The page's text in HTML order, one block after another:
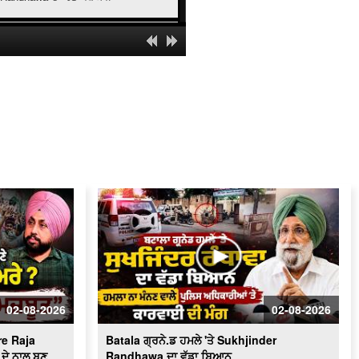
ਪੁਲਿਸ ਤੇ ਬਦਮਾਸ਼ ਹੋਏ ਆਹਮੋ-ਸਾਹਮਣੇ, ਦੇਖੋ
ਮੌਕੇ 'ਤੇ ਕੀ ਬਣੇ ਹਾਲਾਤ
LIVE : Gurdwara Bangla Sahib Delhi
ਤੋਂ Gurbani Kirtan ਦਾ ਸਿੱਧਾ ਪ੍ਰਸਾਰਣ
Cabinet Minister Mohinder Bhagat
Addresses Media | ਅਹਿਮ ਮੁੱਦਿਆਂ ’ਤੇ
ਪ੍ਰੈਸ ਕਾਨਫ਼ਰੰਸ
Congress ਦਾ ਮੁੱਕੇਗਾ ਕਾਟੋ ਕਲੇਸ਼ ?
Fatehgarh Sahib ’ਚ ਇਕੱਠੇ ਹੋਏ ਕਾਂਗਰਸੀ
LIVE
02-08-2026
Raja
02-08-2026
Batala ਗ੍ਰਨੇ.ਡ ਹਮਲੇ 'ਤੇ Sukhjinder